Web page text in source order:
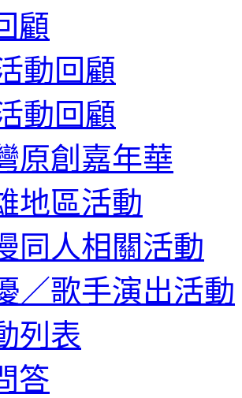
顧
動回顧
動回顧
原創嘉年華
地區活動
同人相關活動
／歌手演出活動
列表
答